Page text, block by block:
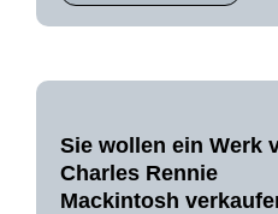
Sie wollen ein Werk
Charles Rennie
Mackintosh